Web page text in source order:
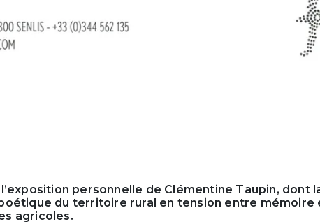
personnelle de Clémentine Taupin, dont
du territoire rural en tension entre mémoire
agricoles.